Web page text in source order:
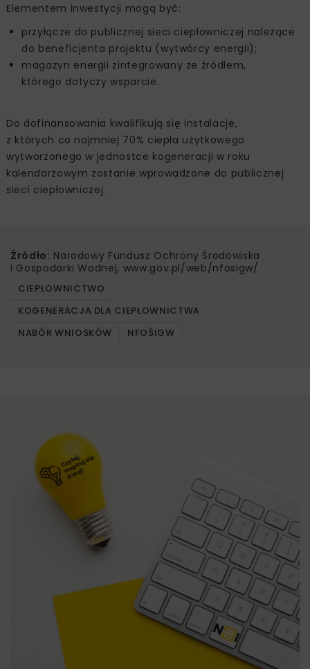
Elementem inwestycji mogą być:
przyłącze do publicznej sieci ciepłowniczej należące
do beneficjenta projektu (wytwórcy energii);
​​magazyn energii zintegrowany ze źródłem,
którego dotyczy wsparcie.
Do dofinansowania kwalifikują się instalacje,
z których co najmniej 70% ciepła użytkowego
wytworzonego w jednostce kogeneracji w roku
kalendarzowym zostanie wprowadzone do publicznej
sieci ciepłowniczej.
Źródło: Narodowy Fundusz Ochrony Środowiska
i Gospodarki Wodnej, www.gov.pl/web/nfosigw/
CIEPŁOWNICTWO
KOGENERACJA DLA CIEPŁOWNICTWA
NABÓR WNIOSKÓW
NFOŚIGW